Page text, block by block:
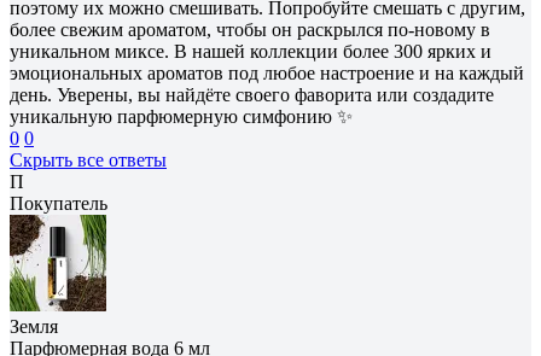
поэтому их можно смешивать. Попробуйте смешать с другим,
более свежим ароматом, чтобы он раскрылся по-новому в
уникальном миксе. В нашей коллекции более 300 ярких и
эмоциональных ароматов под любое настроение и на каждый
день. Уверены, вы найдёте своего фаворита или создадите
уникальную парфюмерную симфонию ✨
0 0
Скрыть все ответы
П
Покупатель
Земля
Парфюмерная вода 6 мл